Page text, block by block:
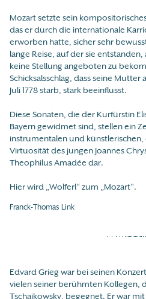
Mozart setzte sein
das er durch die internationale
erworben hatte, sicher sehr
lange Reise, auf der sie
keine Stellung angeboten zu
Schicksalsschlag, dass seine Mutter
Juli 1778 starb, stark beeinflusst.
Diese Sonaten, die der Kurfürstin
Bayern gewidmet sind, stellen ein
instrumentalen und
Virtuosität des jungen Joannes
Theophilus Amadée dar.
Hier wird „Wolferl“ zum „Mozart“.
Franck-Thomas Link
Edvard Grieg war bei seinen
vielen seiner berühmten Kollegen,
Tschaikowsky, begegnet. Er war